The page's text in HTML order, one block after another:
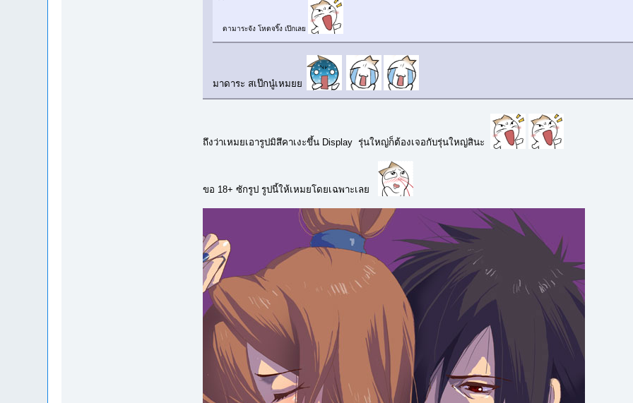
ดามาระจัง โหดจริ๊ง เป๊กเลย
มาดาระ สเป๊กนู๋เหมยย
ถึงว่าเหมยเอารูปมิสึคาเงะขึ้น Display รุ่นใหญ่ก็ต้องเจอกับรุ่นใหญ่สินะ
ขอ 18+ ซักรูป รูปนี้ให้เหมยโดยเฉพาะเลย